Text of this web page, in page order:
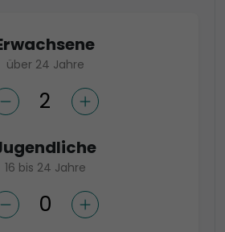
über 24 Jahre
16 bis 24 Jahre